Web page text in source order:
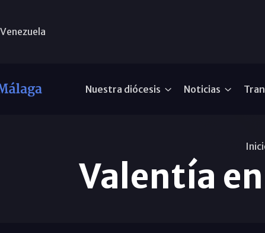
Nuestra diócesis Noticias
Valentía